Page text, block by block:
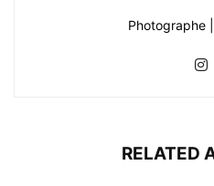
Photographe
RELATED